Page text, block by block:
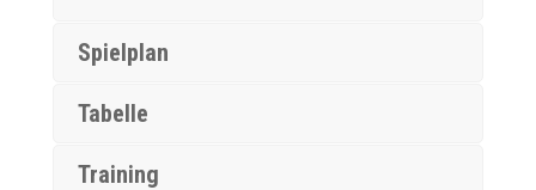
Spielplan
Tabelle
Training